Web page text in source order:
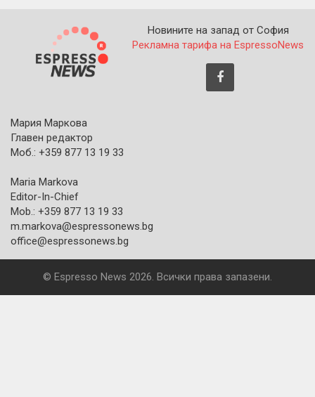
Новините на запад от София
Рекламна тарифа на EspressoNews
Мария Маркова
Главен редактор
Моб.: +359 877 13 19 33
Maria Markova
Editor-In-Chief
Mob.: +359 877 13 19 33
m.markova@espressonews.bg
office@espressonews.bg
© Espresso News 2026. Всички права запазени.